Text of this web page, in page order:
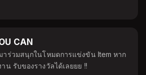
CAN
ร่วมสนุกในโหมดการแข่งขัน Item หาก
น รับของรางวัลได้เลยยย !!